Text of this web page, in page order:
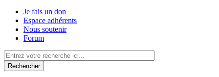
Je fais un don
Espace adhérents
Nous soutenir
Forum
Rechercher